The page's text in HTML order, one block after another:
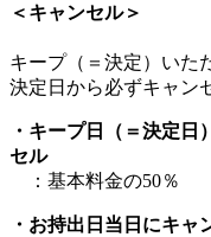
＜キャンセル＞
キープ（＝決定）いた
決定日から必ずキャン
・キープ日（＝決定
セル
：基本料金の50％
・お持出日当日にキャ